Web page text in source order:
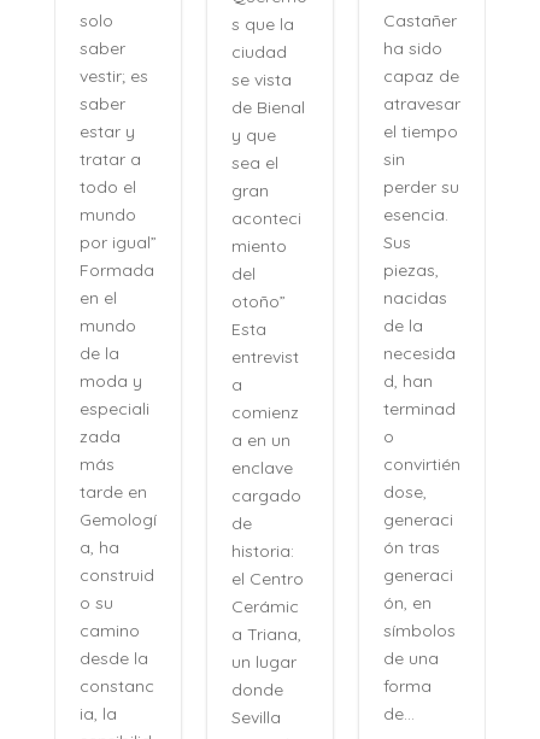
solo
saber
vestir; es
saber
estar y
tratar a
todo el
mundo
por igual”
Formada
en el
mundo
de la
moda y
especiali
zada
más
tarde en
Gemologí
a, ha
construid
o su
camino
desde la
constanc
ia, la
s que la
ciudad
se vista
de Bienal
y que
sea el
gran
aconteci
miento
del
otoño”
Esta
entrevist
a
comienz
a en un
enclave
cargado
de
historia:
el Centro
Cerámic
a Triana,
un lugar
donde
Sevilla
Castañer
ha sido
capaz de
atravesar
el tiempo
sin
perder su
esencia.
Sus
piezas,
nacidas
de la
necesida
d, han
terminad
o
convirtién
dose,
generaci
ón tras
generaci
ón, en
símbolos
de una
forma
de...